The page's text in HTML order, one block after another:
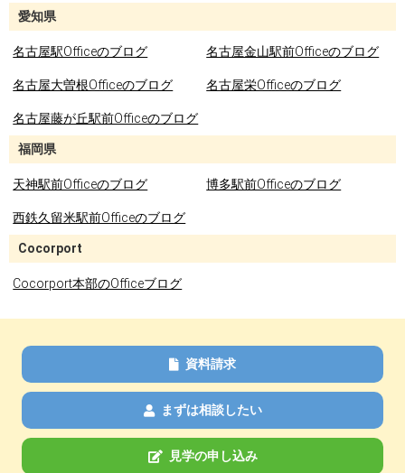
愛知県
名古屋駅Officeのブログ 名古屋金山駅前Officeのブログ
名古屋大曽根Officeのブログ 名古屋栄Officeのブログ
名古屋藤が丘駅前Officeのブログ
福岡県
天神駅前Officeのブログ 博多駅前Officeのブログ
西鉄久留米駅前Officeのブログ
Cocorport
Cocorport本部のOfficeブログ
資料請求
まずは相談したい
見学の申し込み